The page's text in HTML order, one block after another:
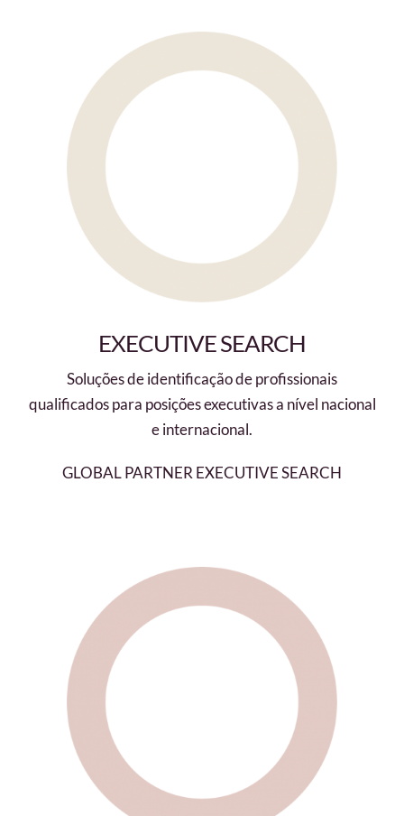
EXECUTIVE SEARCH
Soluções de identificação de profissionais
qualificados para posições executivas a nível nacional
e internacional.
GLOBAL PARTNER EXECUTIVE SEARCH